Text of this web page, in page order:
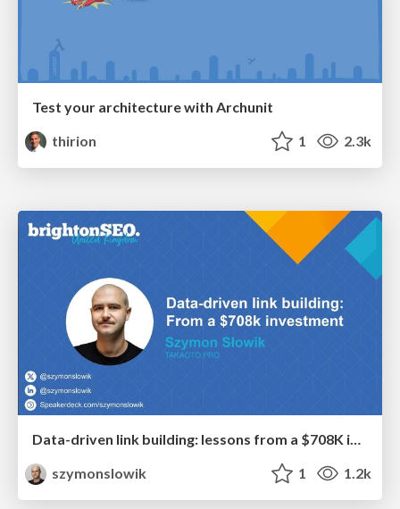
Test your architecture with Archunit
thirion
1 2.3k
Data-driven link building: lessons from a $708K investment (BrightonSEO talk)
szymonslowik
1 1.2k